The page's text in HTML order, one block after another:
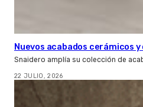
Nuevos acabados cerámicos
Snaidero amplía su colección de
22 JULIO, 2026